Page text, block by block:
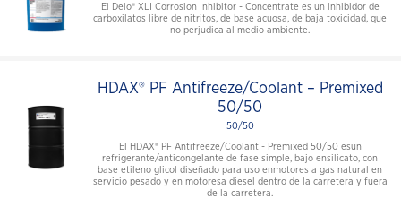
El Delo® XLI Corrosion Inhibitor - Concentrate es un inhibidor de
carboxilatos libre de nitritos, de base acuosa, de baja toxicidad, que
no perjudica al medio ambiente.
HDAX® PF Antifreeze/Coolant – Premixed
50/50
50/50
El HDAX® PF Antifreeze/Coolant - Premixed 50/50 esun
refrigerante/anticongelante de fase simple, bajo ensilicato, con
base etileno glicol diseñado para uso enmotores a gas natural en
servicio pesado y en motoresa diesel dentro de la carretera y fuera
de la carretera.